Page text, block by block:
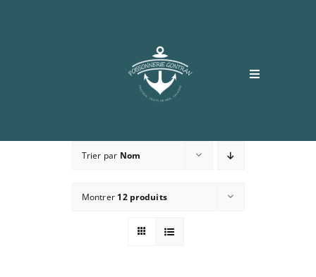
Toggle
Accueil
Trier par Nom
Montrer 12 produits